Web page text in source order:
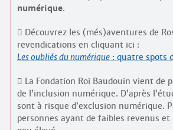
numérique.
 Découvrez les (més)aventures de
revendications en cliquant ici :
Les oubliés du numérique: quatre spots
 La Fondation Roi Baudouin vient de
de l’inclusion numérique. D’après
sont à risque d’exclusion numérique.
personnes ayant de faibles revenus